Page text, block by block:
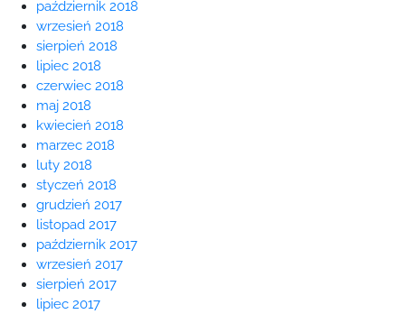
październik 2018
wrzesień 2018
sierpień 2018
lipiec 2018
czerwiec 2018
maj 2018
kwiecień 2018
marzec 2018
luty 2018
styczeń 2018
grudzień 2017
listopad 2017
październik 2017
wrzesień 2017
sierpień 2017
lipiec 2017